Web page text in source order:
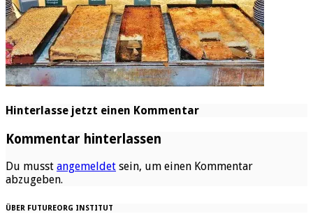
Hinterlasse jetzt einen Kommentar
Kommentar hinterlassen
Du musst angemeldet sein, um einen Kommentar
abzugeben.
ÜBER FUTUREORG INSTITUT